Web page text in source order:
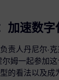
加速数字
责人丹尼尔·
尔姆一起参加
的看法以及成